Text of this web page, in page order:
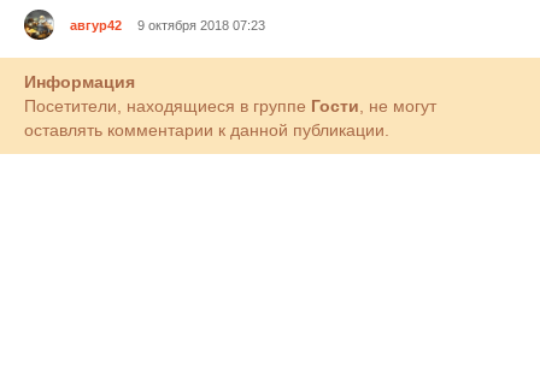
авгур42 9 октября 2018 07:23
Информация
Посетители, находящиеся в группе Гости, не могут
оставлять комментарии к данной публикации.